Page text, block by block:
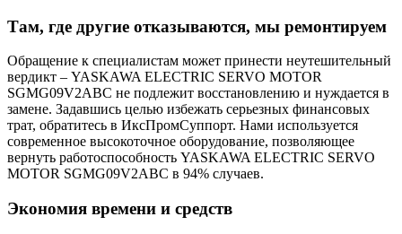
Там, где другие отказываются, мы ремонтируем
Обращение к специалистам может принести неутешительный
вердикт – YASKAWA ELECTRIC SERVO MOTOR
SGMG09V2ABC не подлежит восстановлению и нуждается в
замене. Задавшись целью избежать серьезных финансовых
трат, обратитесь в ИксПромСуппорт. Нами используется
современное высокоточное оборудование, позволяющее
вернуть работоспособность YASKAWA ELECTRIC SERVO
MOTOR SGMG09V2ABC в 94% случаев.
Экономия времени и средств